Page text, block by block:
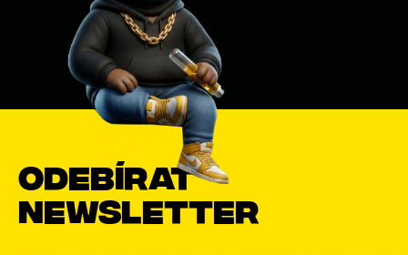
Odebírat
newsletter